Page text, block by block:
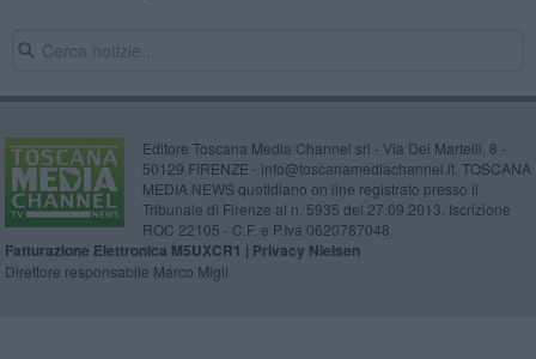
Editore Toscana Media Channel srl - Via Dei Martelli, 8 -
50129 FIRENZE - info@toscanamediachannel.it. TOSCANA
MEDIA NEWS quotidiano on line registrato presso il
Tribunale di Firenze al n. 5935 del 27.09.2013. Iscrizione
ROC 22105 - C.F. e P.Iva 0620787048
Fatturazione Elettronica M5UXCR1 | Privacy Nielsen
Direttore responsabile Marco Migli